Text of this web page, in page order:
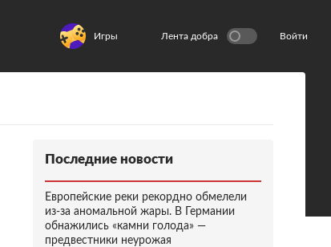
Игры Лента добра Войти
Последние новости
Европейские реки рекордно обмелели
из-за аномальной жары. В Германии
обнажились «камни голода» —
предвестники неурожая